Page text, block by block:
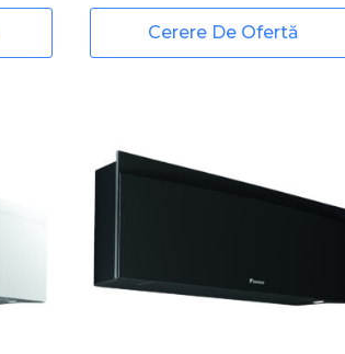
Cerere De Ofertă